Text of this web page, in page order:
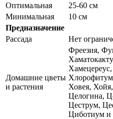
Оптимальная
25-60 см
Минимальная
10 см
Предназначение
Рассада
Нет
Домашние цветы
и растения
Фреезия,
Ховея,
Целогина,
Цеструм,
Циботиум и